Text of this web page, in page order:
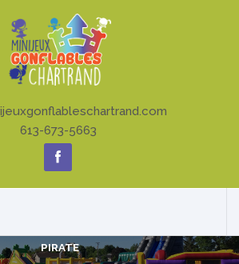
613-673-5663
PIRATE